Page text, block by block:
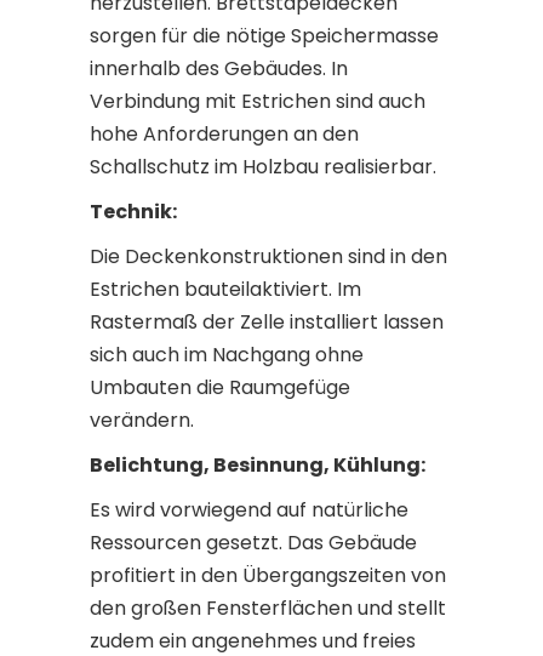
sorgen für die nötige Speichermasse
innerhalb des Gebäudes. In
Verbindung mit Estrichen sind auch
hohe Anforderungen an den
Schallschutz im Holzbau realisierbar.
Technik:
Die Deckenkonstruktionen sind in den
Estrichen bauteilaktiviert. Im
Rastermaß der Zelle installiert lassen
sich auch im Nachgang ohne
Umbauten die Raumgefüge
verändern.
Belichtung, Besinnung, Kühlung:
Es wird vorwiegend auf natürliche
Ressourcen gesetzt. Das Gebäude
profitiert in den Übergangszeiten von
den großen Fensterflächen und stellt
zudem ein angenehmes und freies